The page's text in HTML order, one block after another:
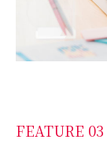
FEATURE 03